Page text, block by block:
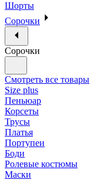
Шорты
Сорочки
Сорочки
Смотреть все товары
Size plus
Пеньюар
Корсеты
Трусы
Платья
Портупеи
Боди
Ролевые костюмы
Маски